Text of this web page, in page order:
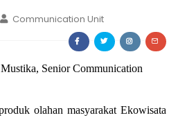
Communication Unit
Senior Communication
olahan masyarakat Ekowisata